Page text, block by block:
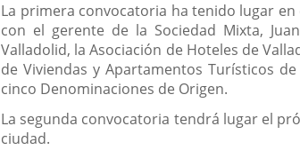
La primera convocatoria ha tenido lugar en
con el gerente de la Sociedad Mixta,
Valladolid, la Asociación de Hoteles de
de Viviendas y Apartamentos Turísticos
cinco Denominaciones de Origen.
La segunda convocatoria tendrá lugar el
ciudad.